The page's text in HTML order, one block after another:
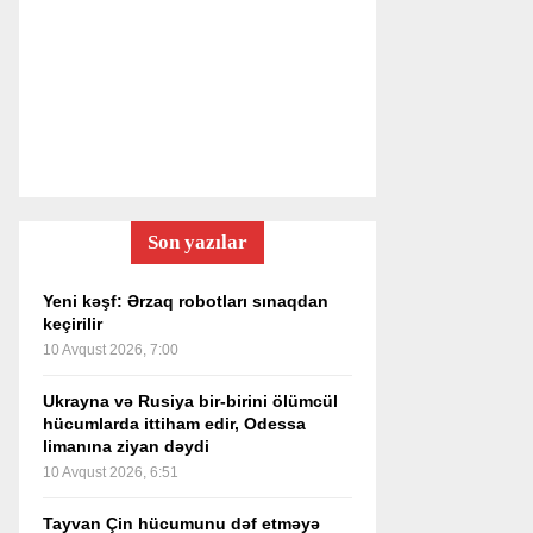
Son yazılar
Yeni kəşf: Ərzaq robotları sınaqdan
keçirilir
10 Avqust 2026, 7:00
Ukrayna və Rusiya bir-birini ölümcül
hücumlarda ittiham edir, Odessa
limanına ziyan dəydi
10 Avqust 2026, 6:51
Tayvan Çin hücumunu dəf etməyə